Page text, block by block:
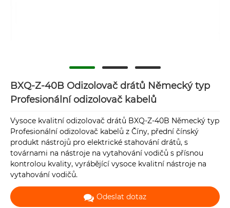
BXQ-Z-40B Odizolovač drátů Německý typ
Profesionální odizolovač kabelů
Vysoce kvalitní odizolovač drátů BXQ-Z-40B Německý typ
Profesionální odizolovač kabelů z Číny, přední čínský
produkt nástrojů pro elektrické stahování drátů, s
továrnami na nástroje na vytahování vodičů s přísnou
kontrolou kvality, vyrábějící vysoce kvalitní nástroje na
vytahování vodičů.
Odeslat dotaz